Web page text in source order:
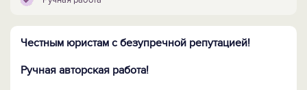
Честным юристам с безупречной репутацией!
Ручная авторская работа!